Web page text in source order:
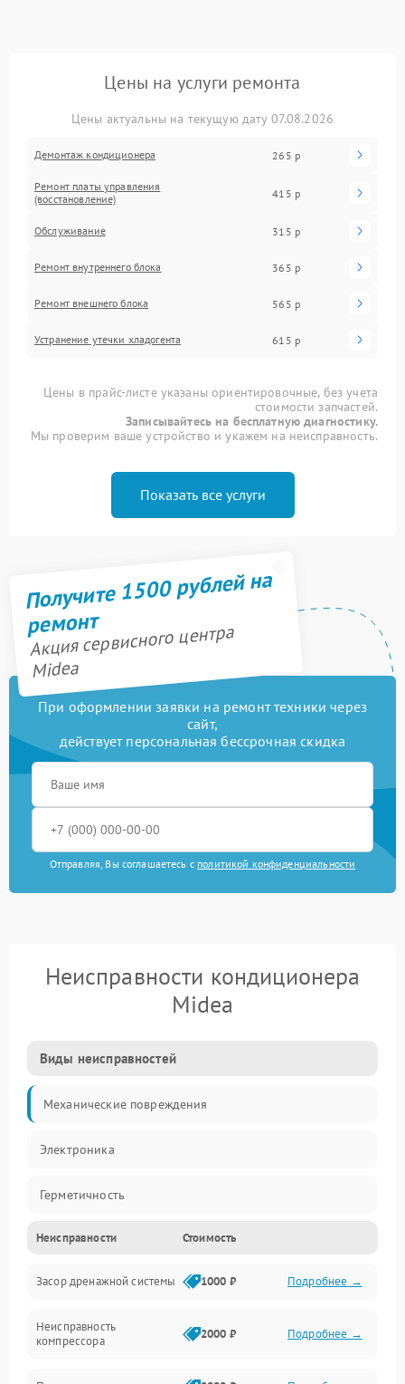
Цены на услуги ремонта
Цены актуальны на текущую дату 07.08.2026
Демонтаж кондиционера 265 р
Ремонт платы управления
(восстановление)
415 р
Обслуживание 315 р
Ремонт внутреннего блока 365 р
Ремонт внешнего блока 565 р
Устранение утечки хладогента 615 р
Цены в прайс-листе указаны ориентировочные, без учета
стоимости запчастей.
Записывайтесь на бесплатную диагностику.
Мы проверим ваше устройство и укажем на неисправность.
Показать все услуги
Получите 1500 рублей на
ремонт
Акция сервисного центра
Midea
При оформлении заявки на ремонт техники через
сайт,
действует персональная бессрочная скидка
Отправляя, Вы соглашаетесь с политикой конфиденциальности
Неисправности кондиционера
Midea
Виды неисправностей
Механические повреждения
Электроника
Герметичность
Механика
Управление
Электропитание
Неисправности Стоимость
Засор дренажной системы 1000 ₽ Подробнее →
Неисправность
компрессора
2000 ₽ Подробнее →